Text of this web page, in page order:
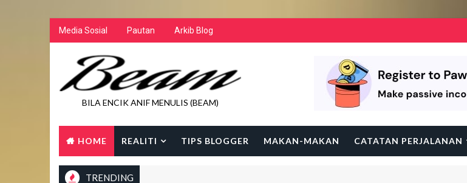
Media Sosial Pautan Arkib Blog
BILA ENCIK ANIF MENULIS (BEAM)
HOME REALITI TIPS BLOGGER MAKAN-MAKAN CATATAN PERJALANAN
TRENDING